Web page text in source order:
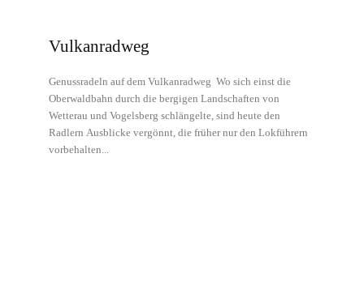
Vulkanradweg
Genussradeln auf dem Vulkanradweg Wo sich einst die
Oberwaldbahn durch die bergigen Landschaften von
Wetterau und Vogelsberg schlängelte, sind heute den
Radlern Ausblicke vergönnt, die früher nur den Lokführern
vorbehalten...